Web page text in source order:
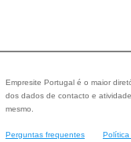
Empresite Portugal é o maior
dos dados de contacto e
mesmo.
Perguntas frequentes Política